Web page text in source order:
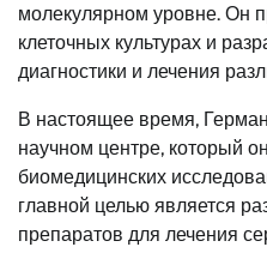
молекулярном уровне. Он
клеточных культурах и
диагностики и лечения
В настоящее время,
научном центре, который
биомедицинских
главной целью является
препаратов для лечения